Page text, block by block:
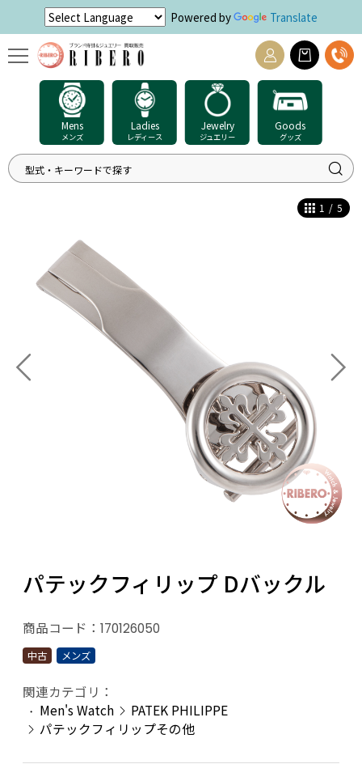
Powered by Translate
Mens
メンズ
Ladies
レディース
Jewelry
ジュエリー
Goods
グッズ
1 / 5
パテックフィリップ Dバックル
商品コード： 170126050
中古 メンズ
関連カテゴリ：
Men's Watch
PATEK PHILIPPE
パテックフィリップその他